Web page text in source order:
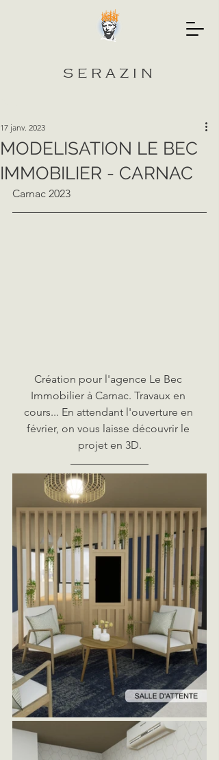
SERAZIN
MODELISATION LE BEC
IMMOBILIER - CARNAC
17 janv. 2023
Carnac 2023
Création pour l'agence Le Bec
Immobilier à Carnac. Travaux en
cours... En attendant l'ouverture en
février, on vous laisse découvrir le
projet en 3D.